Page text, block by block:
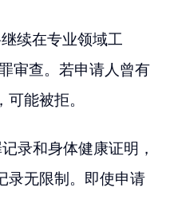
续在专业领域工
审查。若申请人曾有
能被拒。
录和身体健康证明，
录无限制。即使申请